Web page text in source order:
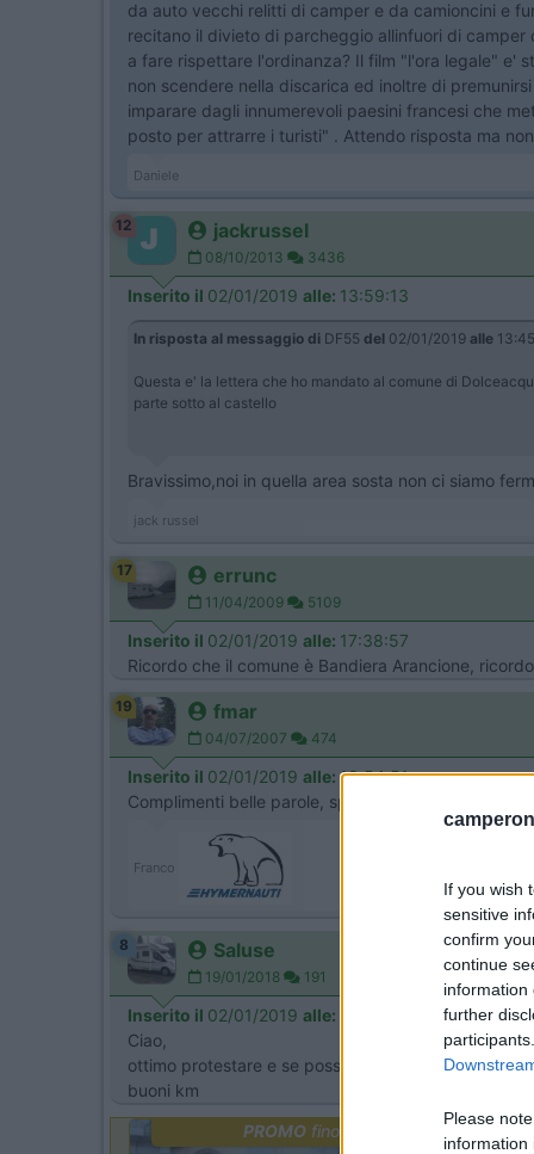
If you wish
sensitive
confirm
continue
information
further
Please
information
da auto vecchi relitti di camper e da camioncini e
recitano il divieto di parcheggio allinfuori di
a fare rispettare l'ordinanza? Il film "l'ora legale" e'
non scendere nella discarica ed inoltre di
imparare dagli innumerevoli paesini francesi che
posto per attrarre i turisti" . Attendo risposta ma
Daniele
12 jackrussel
08/10/2013 3436
Inserito il 02/01/2019 alle: 13:59:13
In risposta al messaggio di DF55 del 02/01/2019 alle
Questa e' la lettera che ho mandato al comune di
parte sotto al castello
Bravissimo,noi in quella area sosta non ci siamo
jack russel
17 errunc
11/04/2009 5109
Inserito il 02/01/2019 alle: 17:38:57
Ricordo che il comune è Bandiera Arancione,
19 fmar
04/07/2007 474
Inserito il 02/01/2019 alle: 18:54:51
Complimenti belle parole, speriamo non siano al
Franco
8 Saluse
19/01/2018 191
Inserito il 02/01/2019 alle:
Ciao,
ottimo protestare e se posso ti suggerisco di
buoni km
PROMOfino al 09/08/26